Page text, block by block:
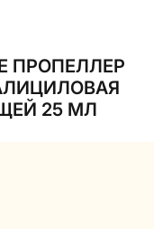
ПРОПЕЛЛЕР
25 МЛ